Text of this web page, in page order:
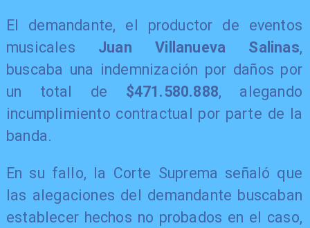
El demandante, el productor de eventos
musicales Juan Villanueva Salinas,
buscaba una indemnización por daños por
un total de $471.580.888, alegando
incumplimiento contractual por parte de la
banda.
En su fallo, la Corte Suprema señaló que
las alegaciones del demandante buscaban
establecer hechos no probados en el caso,